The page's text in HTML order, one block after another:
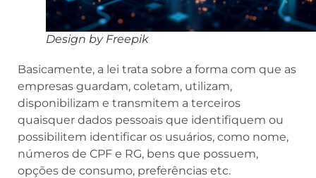
Design by Freepik
Basicamente, a lei trata sobre a forma com que as
empresas guardam, coletam, utilizam,
disponibilizam e transmitem a terceiros
quaisquer dados pessoais que identifiquem ou
possibilitem identificar os usuários, como nome,
números de CPF e RG, bens que possuem,
opções de consumo, preferências etc.